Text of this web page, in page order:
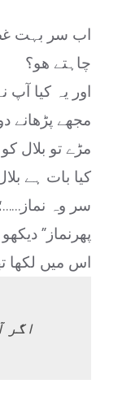
اب سر بہت
چاہتے ھو؟
اور یہ کیا آپ
مجھے
مڑے تو بلال
کیا بات ہے
سر وہ نماز……؛
پھرنماز”
اس میں لکھا
اگر